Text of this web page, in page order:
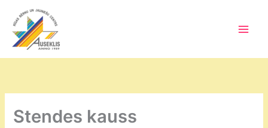
content
Stendes kauss